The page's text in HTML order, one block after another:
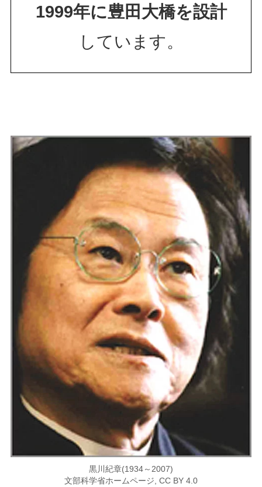
1999年に豊田大橋を設計
しています。
黒川紀章(1934～2007)
文部科学省ホームページ, CC BY 4.0